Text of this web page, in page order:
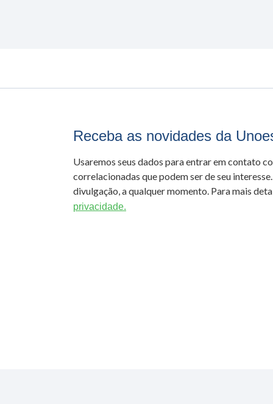
Receba as novidades da
Usaremos seus dados para entrar em contato
correlacionadas que podem ser de seu
divulgação, a qualquer momento. Para mais
privacidade.